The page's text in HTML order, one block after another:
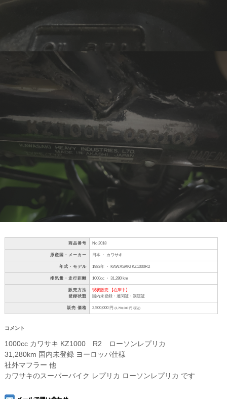
商品番号 No 2018
原産国・メーカー 日本 ・ カワサキ
年式・モデル 1983年 ・ KAWASAKI KZ1000R2
排気量・走行距離 1000cc ・ 31,280 km
販売方法
登録状態
現状販売 【在庫中】
国内未登録・通関証・譲渡証
販売 価格 2,500,000 円 (2,750,000 円 税込)
コメント
1000cc カワサキ KZ1000 R2 ローソンレプリカ
31,280km 国内未登録 ヨーロッパ仕様
社外マフラー 他
カワサキのスーパーバイク レプリカ ローソンレプリカ です